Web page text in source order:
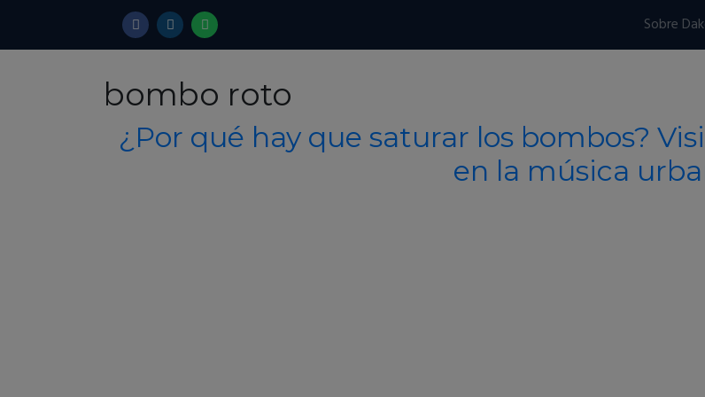
Sobre
bombo roto
¿Por qué hay que saturar los bombos?
en la música